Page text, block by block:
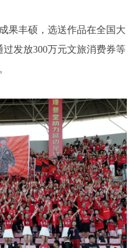
丰硕，选送作品在全国大
发放300万元文旅消费券等